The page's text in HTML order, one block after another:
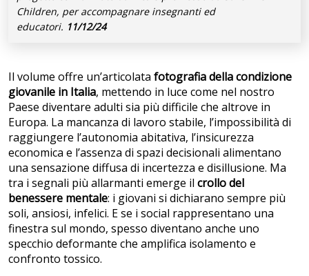
Children, per accompagnare insegnanti ed
educatori. 11/12/24
Il volume offre un’articolata fotografia della condizione
giovanile in Italia, mettendo in luce come nel nostro
Paese diventare adulti sia più difficile che altrove in
Europa. La mancanza di lavoro stabile, l’impossibilità di
raggiungere l’autonomia abitativa, l’insicurezza
economica e l’assenza di spazi decisionali alimentano
una sensazione diffusa di incertezza e disillusione. Ma
tra i segnali più allarmanti emerge il crollo del
benessere mentale: i giovani si dichiarano sempre più
soli, ansiosi, infelici. E se i social rappresentano una
finestra sul mondo, spesso diventano anche uno
specchio deformante che amplifica isolamento e
confronto tossico.